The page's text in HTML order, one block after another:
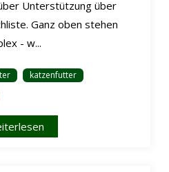
Unterstützung über
Ganz oben stehen
- w...
katzenfutter